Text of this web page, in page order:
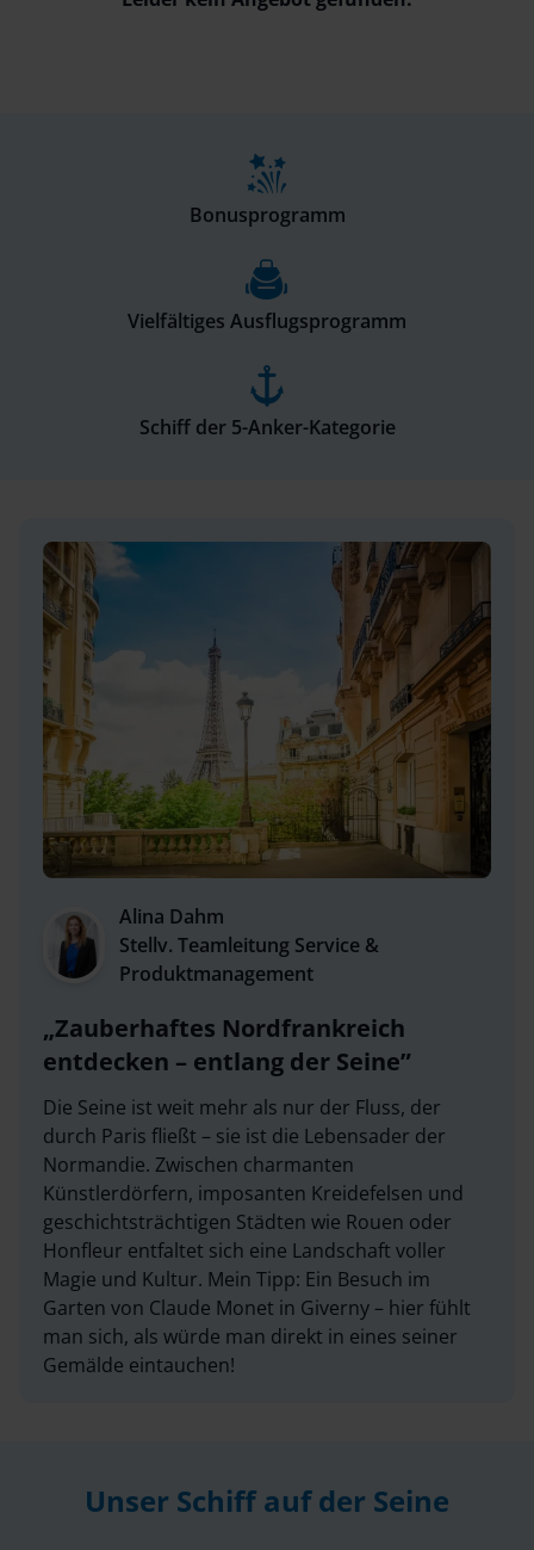
Bonusprogramm
Vielfältiges Ausflugsprogramm
Schiff der 5-Anker-Kategorie
Alina Dahm
Stellv. Teamleitung Service &
Produktmanagement
Zauberhaftes Nordfrankreich
entdecken – entlang der Seine
Die Seine ist weit mehr als nur der Fluss, der
durch Paris fließt – sie ist die Lebensader der
Normandie. Zwischen charmanten
Künstlerdörfern, imposanten Kreidefelsen und
geschichtsträchtigen Städten wie Rouen oder
Honfleur entfaltet sich eine Landschaft voller
Magie und Kultur. Mein Tipp: Ein Besuch im
Garten von Claude Monet in Giverny – hier fühlt
man sich, als würde man direkt in eines seiner
Gemälde eintauchen!
Unser Schiff auf der Seine